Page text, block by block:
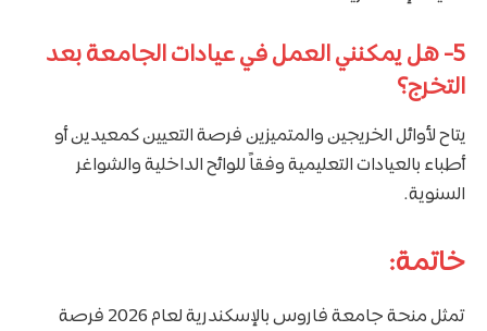
5- هل يمكنني العمل في عيادات الجامعة بعد
التخرج؟
يتاح لأوائل الخريجين والمتميزين فرصة التعيين كمعيدين أو
أطباء بالعيادات التعليمية وفقاً للوائح الداخلية والشواغر
السنوية.
خاتمة:
تمثل منحة جامعة فاروس بالإسكندرية لعام 2026 فرصة